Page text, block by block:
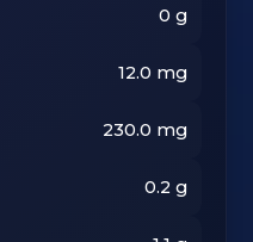
0 g
12.0 mg
230.0 mg
0.2 g